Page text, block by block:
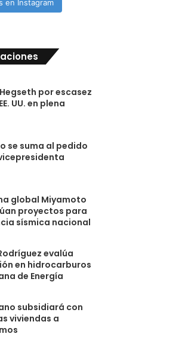
en Instagram
por escasez
UU. en plena
se suma al pedido
global Miyamoto
proyectos para
sísmica nacional
evalúa
en hidrocarburos
de Energía
subsidiará con
viviendas a